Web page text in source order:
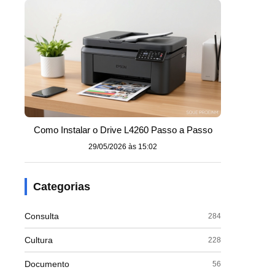
Como Instalar o Drive L4260 Passo a Passo
29/05/2026 às 15:02
Categorias
Consulta 284
Cultura 228
Documento 56